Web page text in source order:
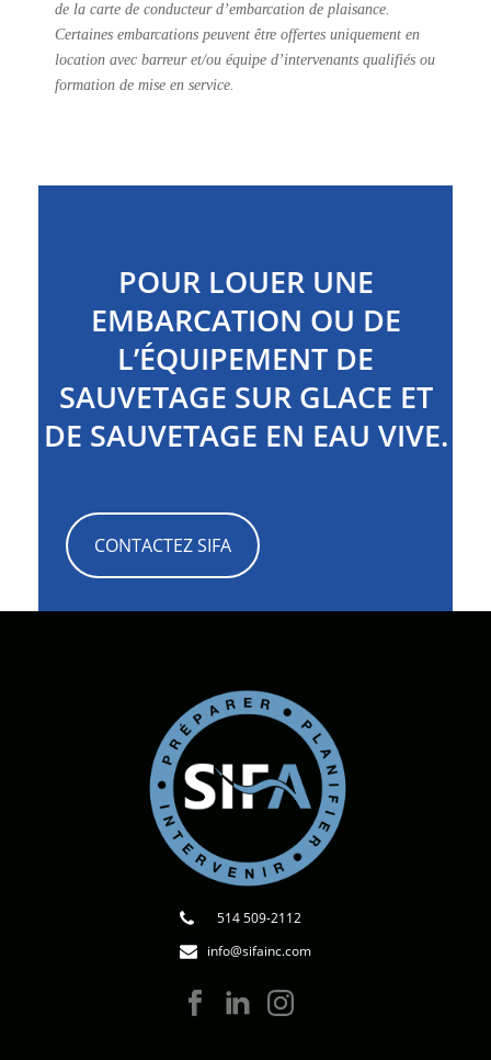
de la carte de conducteur d’embarcation de plaisance.
Certaines embarcations peuvent être offertes uniquement en
location avec barreur et/ou équipe d’intervenants qualifiés ou
formation de mise en service.
POUR LOUER UNE
EMBARCATION OU DE
L’ÉQUIPEMENT DE
SAUVETAGE SUR GLACE ET
DE SAUVETAGE EN EAU VIVE.
CONTACTEZ SIFA
514 509-2112
info@sifainc.com